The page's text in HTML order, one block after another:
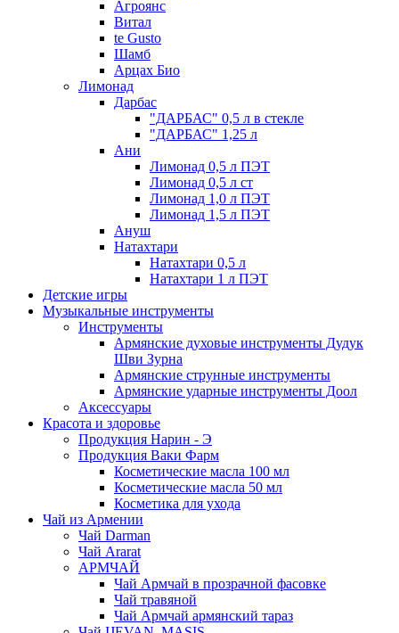
Агроянс
Витал
te Gusto
Шамб
Арцах Био
Лимонад
Дарбас
"ДАРБАС" 0,5 л в стекле
"ДАРБАС" 1,25 л
Ани
Лимонад 0,5 л ПЭТ
Лимонад 0,5 л ст
Лимонад 1,0 л ПЭТ
Лимонад 1,5 л ПЭТ
Ануш
Натахтари
Натахтари 0,5 л
Натахтари 1 л ПЭТ
Детские игры
Музыкальные инструменты
Инструменты
Армянские духовые инструменты Дудук
Шви Зурна
Армянские струнные инструменты
Армянские ударные инструменты Доол
Аксессуары
Красота и здоровье
Продукция Нарин - Э
Продукция Ваки Фарм
Косметические масла 100 мл
Косметические масла 50 мл
Косметика для ухода
Чай из Армении
Чай Darman
Чай Ararat
АРМЧАЙ
Чай Армчай в прозрачной фасовке
Чай травяной
Чай Армчай армянский тараз